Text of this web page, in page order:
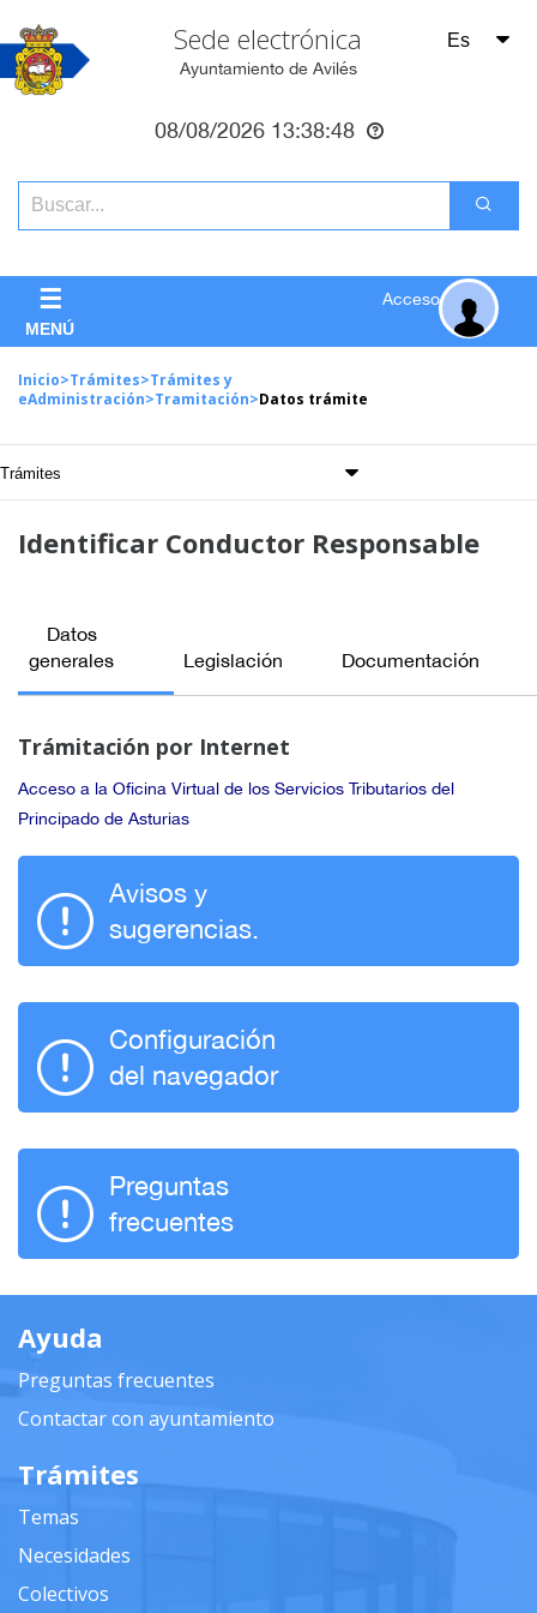
Sede electrónica
Ayuntamiento de Avilés
08/08/2026 13:38:48
☰
MENÚ
Acceso
Inicio>Trámites>Trámites y
eAdministración>Tramitación>Datos trámite
Identificar Conductor Responsable
Datos
generales
Legislación Documentación
Trámitación por Internet
Acceso a la Oficina Virtual de los Servicios Tributarios del
Principado de Asturias
Avisos y
sugerencias.
Configuración
del navegador
Preguntas
frecuentes
Ayuda
Preguntas frecuentes
Contactar con ayuntamiento
Trámites
Temas
Necesidades
Colectivos